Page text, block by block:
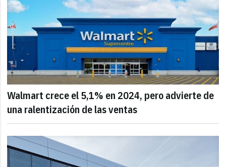
Walmart crece el 5,1% en 2024, pero advierte de
una ralentización de las ventas